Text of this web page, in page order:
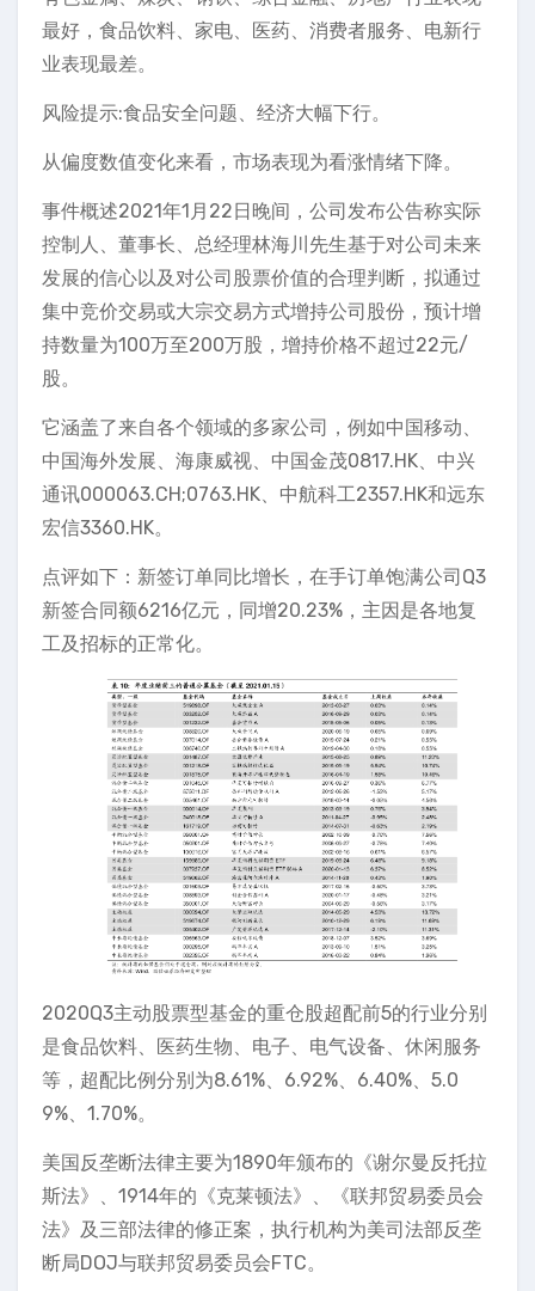
最好，食品饮料、家电、医药、消费者服务、电新行
业表现最差。
风险提示:食品安全问题、经济大幅下行。
从偏度数值变化来看，市场表现为看涨情绪下降。
事件概述2021年1月22日晚间，公司发布公告称实际
控制人、董事长、总经理林海川先生基于对公司未来
发展的信心以及对公司股票价值的合理判断，拟通过
集中竞价交易或大宗交易方式增持公司股份，预计增
持数量为100万至200万股，增持价格不超过22元/
股。
它涵盖了来自各个领域的多家公司，例如中国移动、
中国海外发展、海康威视、中国金茂0817.HK、中兴
通讯000063.CH;0763.HK、中航科工2357.HK和远东
宏信3360.HK。
点评如下：新签订单同比增长，在手订单饱满公司Q3
新签合同额6216亿元，同增20.23%，主因是各地复
工及招标的正常化。
2020Q3主动股票型基金的重仓股超配前5的行业分别
是食品饮料、医药生物、电子、电气设备、休闲服务
等，超配比例分别为8.61%、6.92%、6.40%、5.0
9%、1.70%。
美国反垄断法律主要为1890年颁布的《谢尔曼反托拉
斯法》、1914年的《克莱顿法》、《联邦贸易委员会
法》及三部法律的修正案，执行机构为美司法部反垄
断局DOJ与联邦贸易委员会FTC。